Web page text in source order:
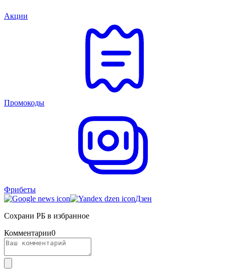
Акции
Промокоды
Фрибеты
Дзен
Сохрани РБ в избранное
Комментарии0